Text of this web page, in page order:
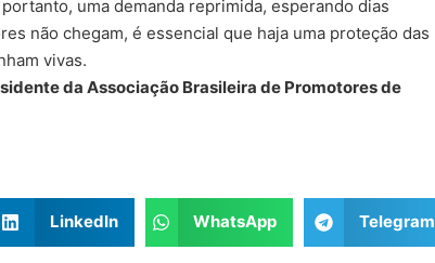
uma demanda reprimida, esperando dias
não chegam, é essencial que haja uma proteção das
vivas.
da Associação Brasileira de Promotores de
LinkedIn WhatsApp Telegram